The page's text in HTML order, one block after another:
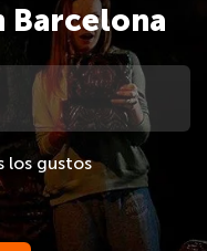
Barcelona
los gustos